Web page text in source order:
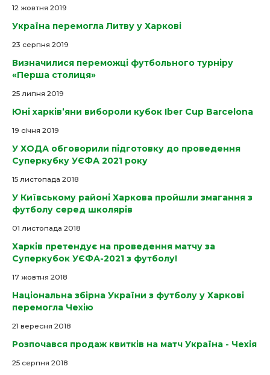
12 жовтня 2019
Україна перемогла Литву у Харкові
23 серпня 2019
Визначилися переможці футбольного турніру
«Перша столиця»
25 липня 2019
Юні харків’яни вибороли кубок Iber Cup Barcelona
19 cічня 2019
У ХОДА обговорили підготовку до проведення
Суперкубку УЄФА 2021 року
15 листопада 2018
У Київському районі Харкова пройшли змагання з
футболу серед школярів
01 листопада 2018
Харків претендує на проведення матчу за
Суперкубок УЄФА-2021 з футболу!
17 жовтня 2018
Національна збірна України з футболу у Харкові
перемогла Чехію
21 вересня 2018
Розпочався продаж квитків на матч Україна - Чехія
25 серпня 2018